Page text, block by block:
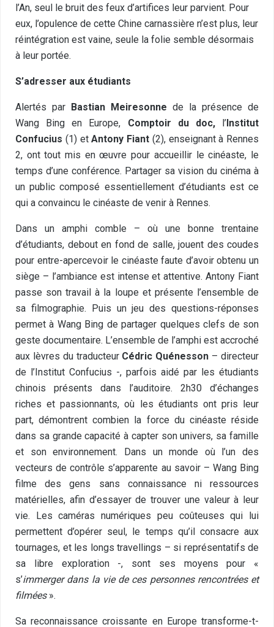
l’An, seul le bruit des feux d’artifices leur parvient. Pour
eux, l’opulence de cette Chine carnassière n’est plus, leur
réintégration est vaine, seule la folie semble désormais
à leur portée.
S’adresser aux étudiants
Alertés par Bastian Meiresonne de la présence de
Wang Bing en Europe, Comptoir du doc, l’Institut
Confucius (1) etAntony Fiant (2), enseignant à Rennes
2, ont tout mis en œuvre pour accueillir le cinéaste, le
temps d’une conférence. Partager sa vision du cinéma à
un public composé essentiellement d’étudiants est ce
qui a convaincu le cinéaste de venir à Rennes.
Dans un amphi comble – où une bonne trentaine
d’étudiants, debout en fond de salle, jouent des coudes
pour entre-apercevoir le cinéaste faute d’avoir obtenu un
siège – l’ambiance est intense et attentive. Antony Fiant
passe son travail à la loupe et présente l’ensemble de
sa filmographie. Puis un jeu des questions-réponses
permet à Wang Bing de partager quelques clefs de son
geste documentaire. L’ensemble de l’amphi est accroché
aux lèvres du traducteur Cédric Quénesson – directeur
de l’Institut Confucius -, parfois aidé par les étudiants
chinois présents dans l’auditoire. 2h30 d’échanges
riches et passionnants, où les étudiants ont pris leur
part, démontrent combien la force du cinéaste réside
dans sa grande capacité à capter son univers, sa famille
et son environnement. Dans un monde où l’un des
vecteurs de contrôle s’apparente au savoir – Wang Bing
filme des gens sans connaissance ni ressources
matérielles, afin d’essayer de trouver une valeur à leur
vie. Les caméras numériques peu coûteuses qui lui
permettent d’opérer seul, le temps qu’il consacre aux
tournages, et les longs travellings – si représentatifs de
sa libre exploration -, sont ses moyens pour «
s’immerger dans la vie de ces personnes rencontrées et
filmées».
Sa reconnaissance croissante en Europe transforme-t-